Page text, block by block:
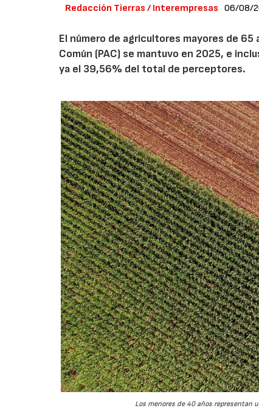
Redacción Tierras / Interempresas 06/08/
El número de agricultores mayores de
Común (PAC) se mantuvo en 2025, e
ya el 39,56% del total de perceptores.
Los menores de 40 años representan